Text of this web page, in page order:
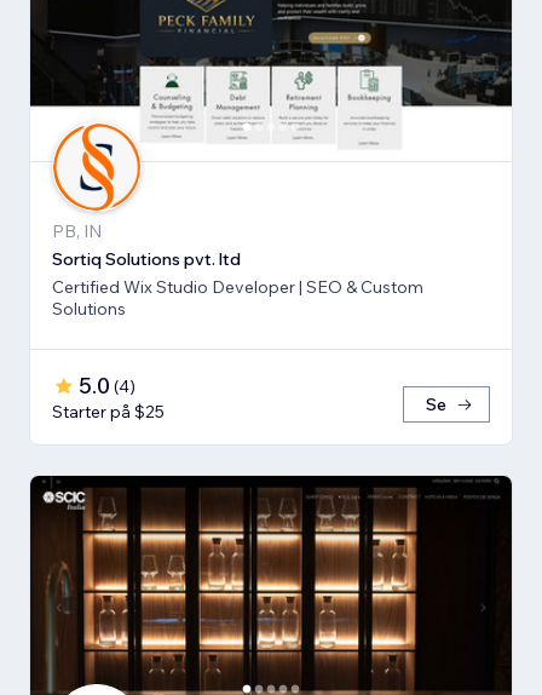
PB, IN
Sortiq Solutions pvt. ltd
Certified Wix Studio Developer | SEO & Custom
Solutions
5.0 (4)
Starter på $25
Se